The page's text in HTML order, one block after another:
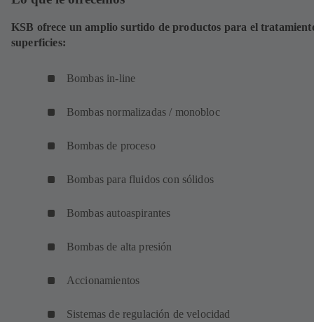
KSB ofrece un amplio surtido de productos para el
superficies:
Bombas in-line
Bombas normalizadas / monobloc
Bombas de proceso
Bombas para fluidos con sólidos
Bombas autoaspirantes
Bombas de alta presión
Accionamientos
Sistemas de regulación de velocidad